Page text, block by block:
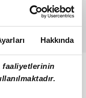
Hakkında
faaliyetlerinin